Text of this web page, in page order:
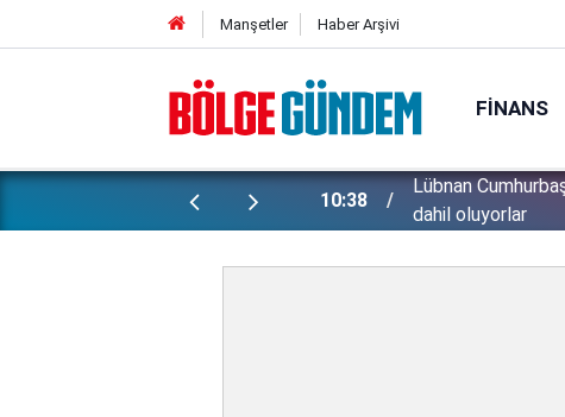
Manşetler Haber Arşivi
FINANS
bakanlığından uyarı: Kesintisiz
10:38
Lübnan
dahil oluyorlar